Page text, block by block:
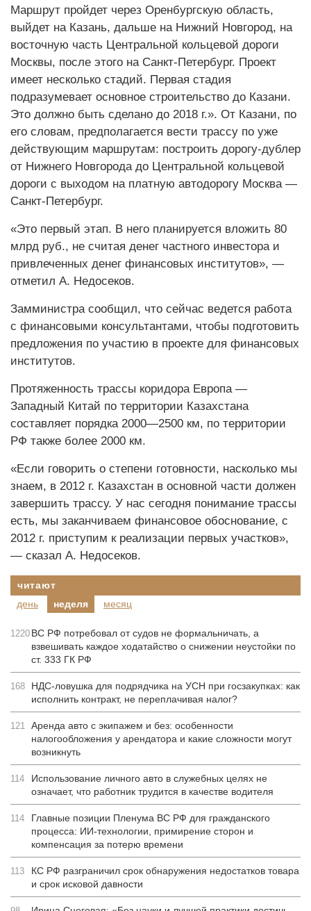
Маршрут пройдет через Оренбургскую область,
выйдет на Казань, дальше на Нижний Новгород, на
восточную часть Центральной кольцевой дороги
Москвы, после этого на Санкт-­Петербург. Проект
имеет несколько стадий. Первая стадия
подразумевает основное строительство до Казани.
Это должно быть сделано до 2018 г.». От Казани, по
его словам, предполагается вести трассу по уже
действующим маршрутам: построить дорогу­-дублер
от Нижнего Новгорода до Центральной кольцевой
дороги с выходом на платную автодорогу Москва —
Санкт-Петербург.
«Это первый этап. В него планируется вложить 80
млрд руб., не считая денег частного инвестора и
привлеченных денег финансовых институтов», —
отметил А. Недосеков.
Замминистра сообщил, что сейчас ведется работа
с финансовыми консультантами, чтобы подготовить
предложения по участию в проекте для финансовых
институтов.
Протяженность трассы коридора Европа —
Западный Китай по территории Казахстана
составляет порядка 2000—2500 км, по территории
РФ также более 2000 км.
«Если говорить о степени готовности, насколько мы
знаем, в 2012 г. Казахстан в основной части должен
завершить трассу. У нас сегодня понимание трассы
есть, мы заканчиваем финансовое обоснование, с
2012 г. приступим к реализации первых участков»,
— сказал А. Недосеков.
читают
день
неделя месяц
1220 ВС РФ потребовал от судов не формальничать, а
взвешивать каждое ходатайство о снижении неустойки по
ст. 333 ГК РФ
168
НДС-ловушка для подрядчика на УСН при госзакупках: как
исполнить контракт, не переплачивая налог?
121 Аренда авто с экипажем и без: особенности
налогообложения у арендатора и какие сложности могут
возникнуть
114
Использование личного авто в служебных целях не
означает, что работник трудится в качестве водителя
114
Главные позиции Пленума ВС РФ для гражданского
процесса: ИИ-технологии, примирение сторон и
компенсация за потерю времени
113
КС РФ разграничил срок обнаружения недостатков товара
и срок исковой давности